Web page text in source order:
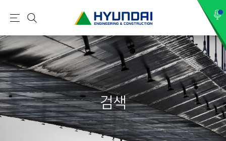
현
건
설
(
H
Y
U
N
메
뉴
검
색
검색